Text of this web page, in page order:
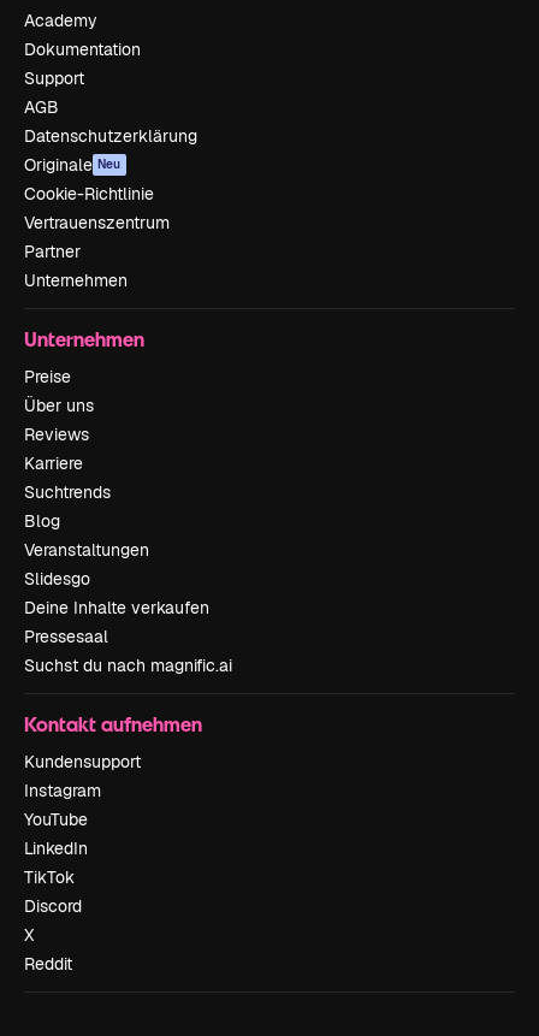
Academy
Dokumentation
Support
AGB
Datenschutzerklärung
Originale Neu
Cookie-Richtlinie
Vertrauenszentrum
Partner
Unternehmen
Unternehmen
Preise
Über uns
Reviews
Karriere
Suchtrends
Blog
Veranstaltungen
Slidesgo
Deine Inhalte verkaufen
Pressesaal
Suchst du nach magnific.ai
Kontakt aufnehmen
Kundensupport
Instagram
YouTube
LinkedIn
TikTok
Discord
X
Reddit